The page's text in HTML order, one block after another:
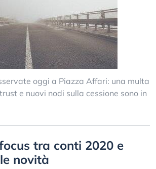
oggi a Piazza Affari: una multa
e nuovi nodi sulla cessione sono in
tra conti 2020 e
novità